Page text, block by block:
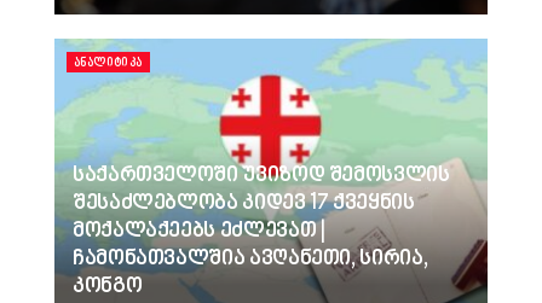
ᲐᲜᲐᲚᲘᲢᲘᲙᲐ
საქართველოში უვიზოდ შემოსვლის
შესაძლებლობა კიდევ 17 ქვეყნის
მოქალაქეებს ეძლევათ |
ჩამონათვალშია ავღანეთი, სირია,
კონგო